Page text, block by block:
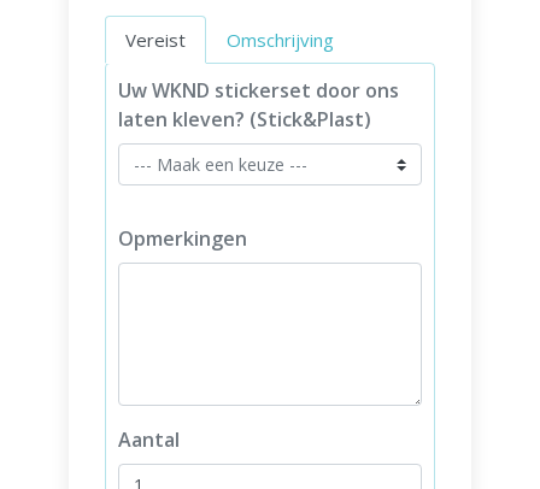
Vereist Omschrijving
Uw WKND stickerset door ons
laten kleven? (Stick&Plast)
Opmerkingen
Aantal